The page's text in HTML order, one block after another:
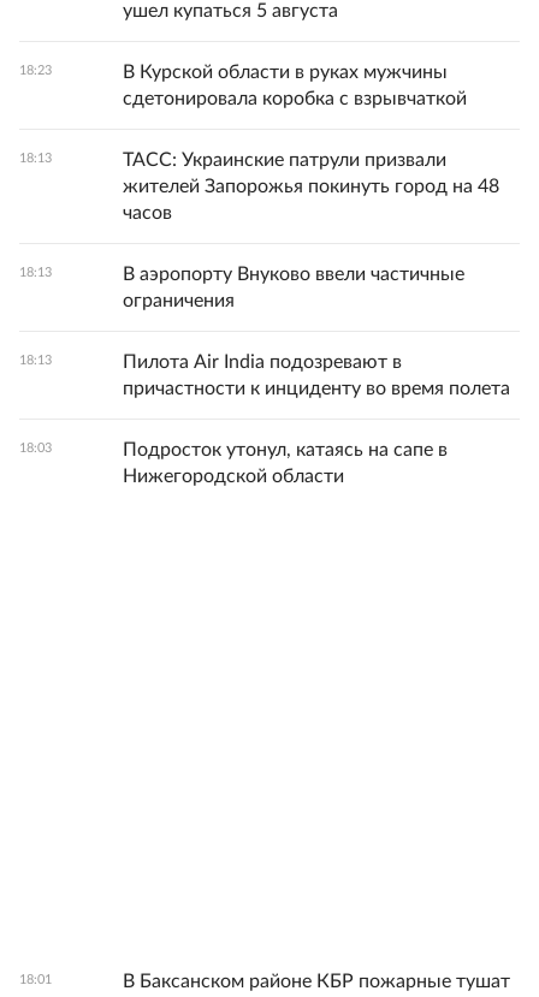
ушел купаться 5 августа
18:23
В Курской области в руках мужчины
сдетонировала коробка с взрывчаткой
18:13
ТАСС: Украинские патрули призвали
жителей Запорожья покинуть город на 48
часов
18:13
В аэропорту Внуково ввели частичные
ограничения
18:13
Пилота Air India подозревают в
причастности к инциденту во время полета
18:03
Подросток утонул, катаясь на сапе в
Нижегородской области
18:01
В Баксанском районе КБР пожарные тушат